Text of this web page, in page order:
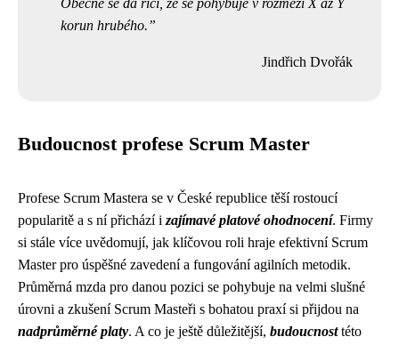
Obecně se dá říci, že se pohybuje v rozmezí X až Y
korun hrubého.
Jindřich Dvořák
Budoucnost profese Scrum Master
Profese Scrum Mastera se v České republice těší rostoucí
popularitě a s ní přichází i zajímavé platové ohodnocení. Firmy
si stále více uvědomují, jak klíčovou roli hraje efektivní Scrum
Master pro úspěšné zavedení a fungování agilních metodik.
Průměrná mzda pro danou pozici se pohybuje na velmi slušné
úrovni a zkušení Scrum Masteři s bohatou praxí si přijdou na
nadprůměrné platy. A co je ještě důležitější, budoucnosttéto